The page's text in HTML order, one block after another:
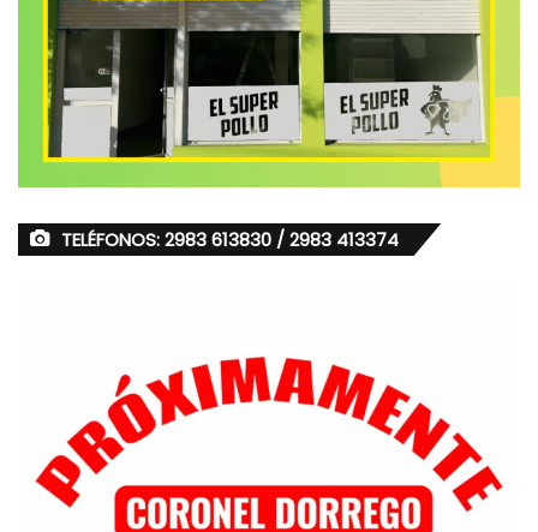
TELÉFONOS: 2983 613830 / 2983 413374